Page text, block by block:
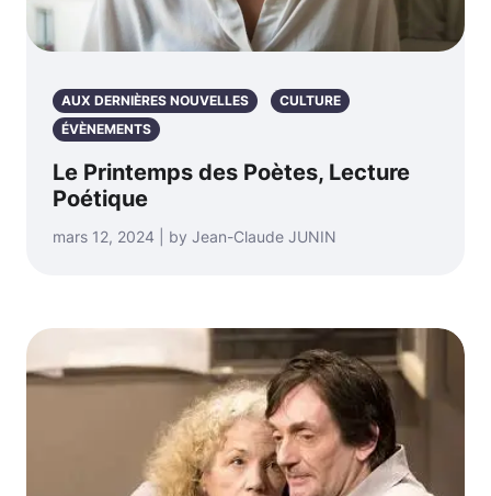
AUX DERNIÈRES NOUVELLES
CULTURE
ÉVÈNEMENTS
Le Printemps des Poètes, Lecture
Poétique
mars 12, 2024 | by Jean-Claude JUNIN